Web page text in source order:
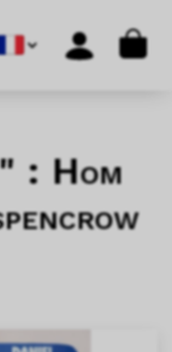
Cart
: Hom